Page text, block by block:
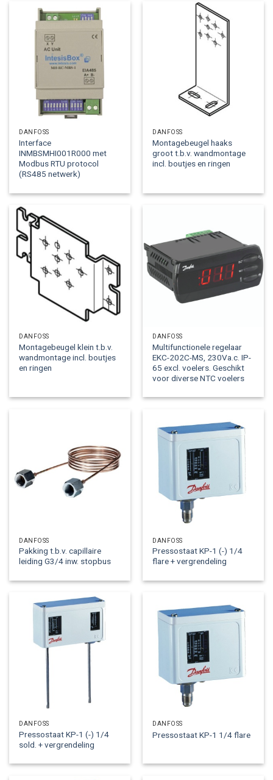
DANFOSS
Interface
INMBSMHI001R000 met
Modbus RTU protocol
(RS485 netwerk)
DANFOSS
Montagebeugel haaks
groot t.b.v. wandmontage
incl. boutjes en ringen
DANFOSS
Montagebeugel klein t.b.v.
wandmontage incl. boutjes
en ringen
DANFOSS
Multifunctionele regelaar
EKC-202C-MS, 230Va.c. IP-
65 excl. voelers. Geschikt
voor diverse NTC voelers
DANFOSS
Pakking t.b.v. capillaire
leiding G3/4 inw. stopbus
DANFOSS
Pressostaat KP-1 (-) 1/4
flare + vergrendeling
DANFOSS
Pressostaat KP-1 (-) 1/4
sold. + vergrendeling
DANFOSS
Pressostaat KP-1 1/4 flare